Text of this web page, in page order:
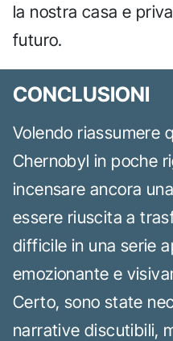
la nostra casa e
futuro.
CONCLUSIONI
Volendo riassumere
Chernobyl in poche
incensare ancora
essere riuscita a
difficile in una serie
emozionante e
Certo, sono state
narrative discutibili,